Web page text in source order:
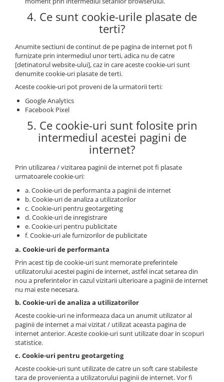
4. Ce sunt cookie-urile plasate de
terti?
Anumite sectiuni de continut de pe pagina de internet pot fi
furnizate prin intermediul unor terti, adica nu de catre
[detinatorul website-ului], caz in care aceste cookie-uri sunt
denumite cookie-uri plasate de terti.
Aceste cookie-uri pot proveni de la urmatorii terti:
Google Analytics
Facebook Pixel
5. Ce cookie-uri sunt folosite prin
intermediul acestei pagini de
internet?
Prin utilizarea / vizitarea paginii de internet pot fi plasate
urmatoarele cookie-uri:
a. Cookie-uri de performanta a paginii de internet
b. Cookie-uri de analiza a utilizatorilor
c. Cookie-uri pentru geotargeting
d. Cookie-uri de inregistrare
e. Cookie-uri pentru publicitate
f. Cookie-uri ale furnizorilor de publicitate
a. Cookie-uri de performanta
Prin acest tip de cookie-uri sunt memorate preferintele
utilizatorului acestei pagini de internet, astfel incat setarea din
nou a preferintelor in cazul vizitarii ulterioare a paginii de internet
nu mai este necesara.
b. Cookie-uri de analiza a utilizatorilor
Aceste cookie-uri ne informeaza daca un anumit utilizator al
paginii de internet a mai vizitat / utilizat aceasta pagina de
internet anterior. Aceste cookie-uri sunt utilizate doar in scopuri
statistice.
c. Cookie-uri pentru geotargeting
Aceste cookie-uri sunt utilizate de catre un soft care stabileste
tara de provenienta a utilizatorului paginii de internet. Vor fi